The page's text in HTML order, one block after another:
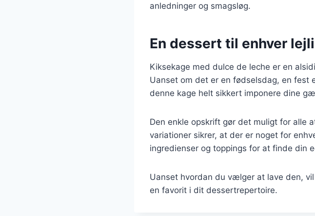
anledninger og smagsløg.
En dessert til enhver
Kiksekage med dulce de leche er en
Uanset om det er en fødselsdag, en fest
denne kage helt sikkert imponere dine
Den enkle opskrift gør det muligt for alle
variationer sikrer, at der er noget for
ingredienser og toppings for at finde din
Uanset hvordan du vælger at lave den,
en favorit i dit dessertrepertoire.